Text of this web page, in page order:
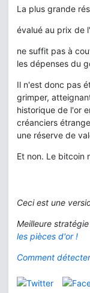
La plus grande
évalué au prix de
ne suffit pas à
les dépenses du
Il n'est donc pas
grimper,
historique de l'or
créanciers
une réserve de
Et non. Le bitcoin
Ceci est une
Meilleure
les pièces d'or !
Comment